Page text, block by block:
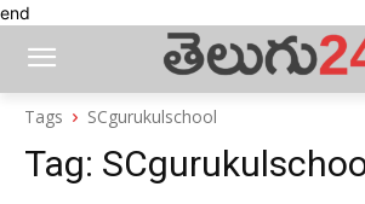
end
Tags SCgurukulschool
Tag: